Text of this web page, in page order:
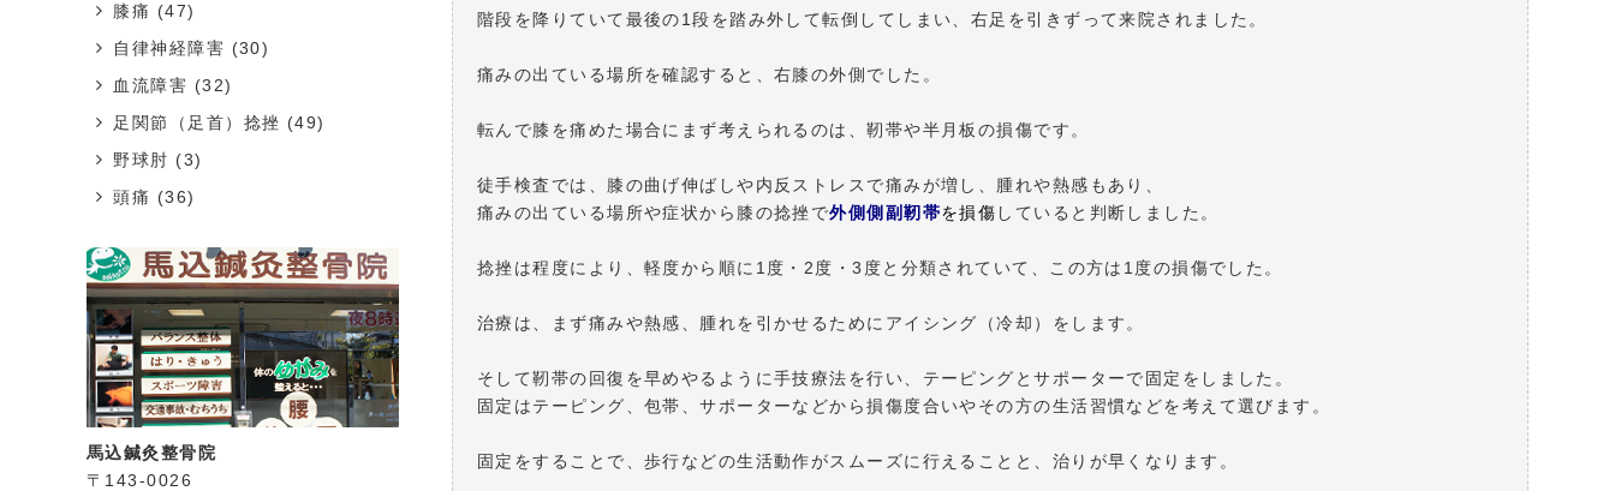
階段を降りていて最後の1段を踏み外して転倒してしまい、右足を引きずって来院されました。
痛みの出ている場所を確認すると、右膝の外側でした。
転んで膝を痛めた場合にまず考えられるのは、靭帯や半月板の損傷です。
徒手検査では、膝の曲げ伸ばしや内反ストレスで痛みが増し、腫れや熱感もあり、
痛みの出ている場所や症状から膝の捻挫で外側側副靭帯を損傷 していると判断しました。
捻挫は程度により、軽度から順に1度・2度・3度と分類されていて、この方は1度の損傷でした。
治療は、まず痛みや熱感、腫れを引かせるためにアイシング（冷却）をします。
そして靭帯の回復を早めやるように手技療法を行い、テーピングとサポーターで固定をしました。
固定はテーピング、包帯、サポーターなどから損傷度合いやその方の生活習慣などを考えて選びます。
固定をすることで、歩行などの生活動作がスムーズに行えることと、治りが早くなります。
膝痛 (47)
自律神経障害 (30)
血流障害 (32)
足関節（足首）捻挫 (49)
野球肘 (3)
頭痛 (36)
馬込鍼灸整骨院
〒143-0026